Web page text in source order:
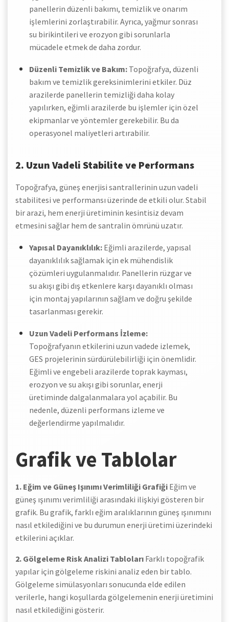
panellerin düzenli bakımı, temizlik ve onarım
işlemlerini zorlaştırabilir. Ayrıca, yağmur sonrası
su birikintileri ve erozyon gibi sorunlarla
mücadele etmek de daha zordur.
Düzenli Temizlik ve Bakım: Topoğrafya, düzenli
bakım ve temizlik gereksinimlerini etkiler. Düz
arazilerde panellerin temizliği daha kolay
yapılırken, eğimli arazilerde bu işlemler için özel
ekipmanlar ve yöntemler gerekebilir. Bu da
operasyonel maliyetleri artırabilir.
2. Uzun Vadeli Stabilite ve Performans
Topoğrafya, güneş enerjisi santrallerinin uzun vadeli
stabilitesi ve performansı üzerinde de etkili olur. Stabil
bir arazi, hem enerji üretiminin kesintisiz devam
etmesini sağlar hem de santralin ömrünü uzatır.
Yapısal Dayanıklılık: Eğimli arazilerde, yapısal
dayanıklılık sağlamak için ek mühendislik
çözümleri uygulanmalıdır. Panellerin rüzgar ve
su akışı gibi dış etkenlere karşı dayanıklı olması
için montaj yapılarının sağlam ve doğru şekilde
tasarlanması gerekir.
Uzun Vadeli Performans İzleme:
Topoğrafyanın etkilerini uzun vadede izlemek,
GES projelerinin sürdürülebilirliği için önemlidir.
Eğimli ve engebeli arazilerde toprak kayması,
erozyon ve su akışı gibi sorunlar, enerji
üretiminde dalgalanmalara yol açabilir. Bu
nedenle, düzenli performans izleme ve
değerlendirme yapılmalıdır.
Grafik ve Tablolar
1. Eğim ve Güneş Işınımı Verimliliği Grafiği Eğim ve
güneş ışınımı verimliliği arasındaki ilişkiyi gösteren bir
grafik. Bu grafik, farklı eğim aralıklarının güneş ışınımını
nasıl etkilediğini ve bu durumun enerji üretimi üzerindeki
etkilerini açıklar.
2. Gölgeleme Risk Analizi Tabloları Farklı topoğrafik
yapılar için gölgeleme riskini analiz eden bir tablo.
Gölgeleme simülasyonları sonucunda elde edilen
verilerle, hangi koşullarda gölgelemenin enerji üretimini
nasıl etkilediğini gösterir.